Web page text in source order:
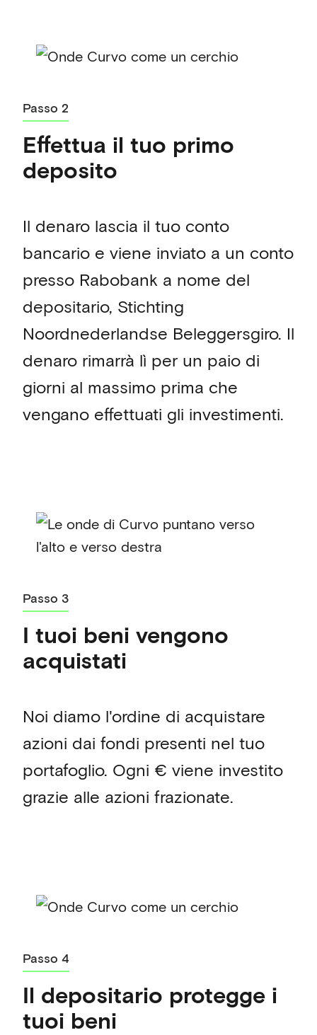
Passo 2
Effettua il tuo primo
deposito
Il denaro lascia il tuo conto
bancario e viene inviato a un conto
presso Rabobank a nome del
depositario, Stichting
Noordnederlandse Beleggersgiro. Il
denaro rimarrà lì per un paio di
giorni al massimo prima che
vengano effettuati gli investimenti.
Passo 3
I tuoi beni vengono
acquistati
Noi diamo l'ordine di acquistare
azioni dai fondi presenti nel tuo
portafoglio. Ogni € viene investito
grazie alle azioni frazionate.
Passo 4
Il depositario protegge i
tuoi beni